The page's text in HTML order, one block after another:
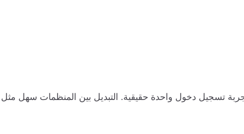
تسجيل دخول واحدة حقيقية. التبديل بين المنظمات سهل مثل